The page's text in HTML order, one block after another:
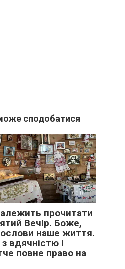
сподобатися
0
прочитати
Вечір. Боже,
наше життя.
вдячністю і
повне право на